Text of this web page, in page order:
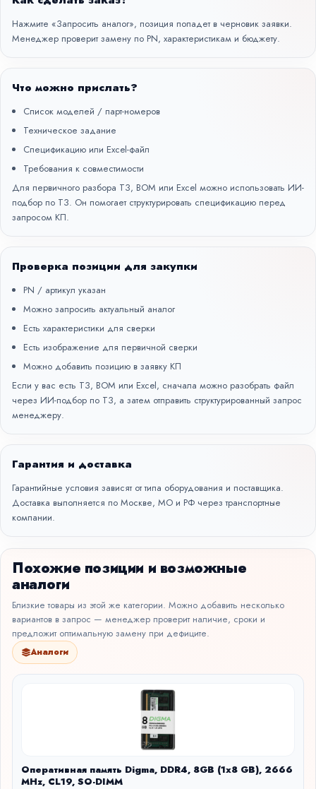
Нажмите «Запросить аналог», позиция попадет в черновик заявки.
Менеджер проверит замену по PN, характеристикам и бюджету.
Что можно прислать?
Список моделей / парт-номеров
Техническое задание
Спецификацию или Excel-файл
Требования к совместимости
Для первичного разбора ТЗ, BOM или Excel можно использовать ИИ-
подбор по ТЗ. Он помогает структурировать спецификацию перед
запросом КП.
Проверка позиции для закупки
PN / артикул указан
Можно запросить актуальный аналог
Есть характеристики для сверки
Есть изображение для первичной сверки
Можно добавить позицию в заявку КП
Если у вас есть ТЗ, BOM или Excel, сначала можно разобрать файл
через ИИ-подбор по ТЗ, а затем отправить структурированный запрос
менеджеру.
Гарантия и доставка
Гарантийные условия зависят от типа оборудования и поставщика.
Доставка выполняется по Москве, МО и РФ через транспортные
компании.
Похожие позиции и возможные
аналоги
Близкие товары из этой же категории. Можно добавить несколько
вариантов в запрос — менеджер проверит наличие, сроки и
предложит оптимальную замену при дефиците.
Аналоги
Оперативная память Digma, DDR4, 8GB (1x8 GB), 2666
MHz, CL19, SO-DIMM